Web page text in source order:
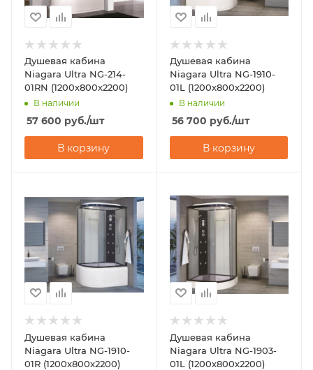
Душевая кабина
Niagara Ultra NG-214-
01RN (1200х800х2200)
В наличии
57 600 руб./шт
В корзину
Душевая кабина
Niagara Ultra NG-1910-
01L (1200х800х2200)
В наличии
56 700 руб./шт
В корзину
Душевая кабина
Niagara Ultra NG-1910-
01R (1200х800х2200)
Душевая кабина
Niagara Ultra NG-1903-
01L (1200х800х2200)